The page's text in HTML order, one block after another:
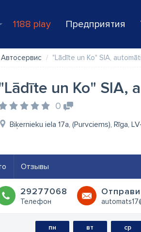
1188 play Предприятия
Автосервис "Lādīte un Ko" SIA,
un Ko" SIA,
0
Biķernieku iela 17a, (Purvciems), Rīga,
Отзывы
29277068
Телефон
пн вт ср